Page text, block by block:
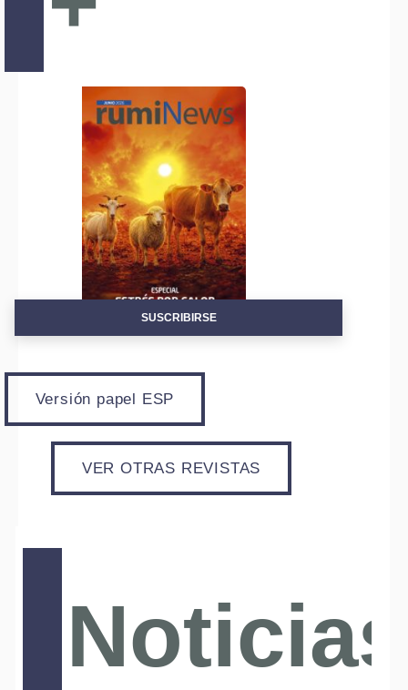
SUSCRIBIRSE
Versión papel ESP
VER OTRAS REVISTAS
Noticias